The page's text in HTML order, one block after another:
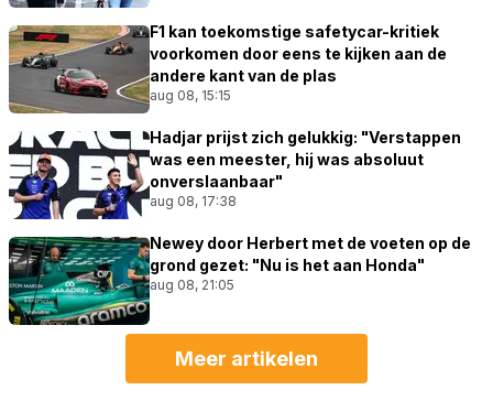
F1 kan toekomstige safetycar-kritiek
voorkomen door eens te kijken aan de
andere kant van de plas
aug 08, 15:15
Hadjar prijst zich gelukkig: "Verstappen
was een meester, hij was absoluut
onverslaanbaar"
aug 08, 17:38
Newey door Herbert met de voeten op de
grond gezet: "Nu is het aan Honda"
aug 08, 21:05
Meer artikelen